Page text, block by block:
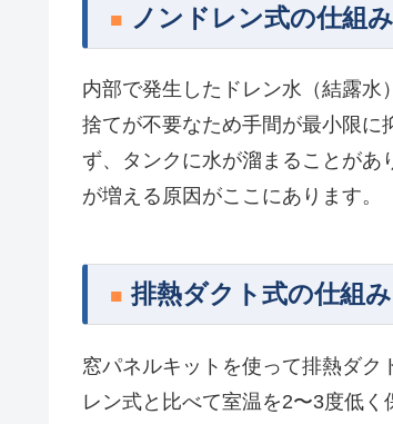
ノンドレン式の仕組み
内部で発生したドレン水（結露
捨てが不要なため手間が最小限に
ず、タンクに水が溜まることがあ
が増える原因がここにあります。
排熱ダクト式の仕組み
窓パネルキットを使って排熱ダク
レン式と比べて室温を2〜3度低く